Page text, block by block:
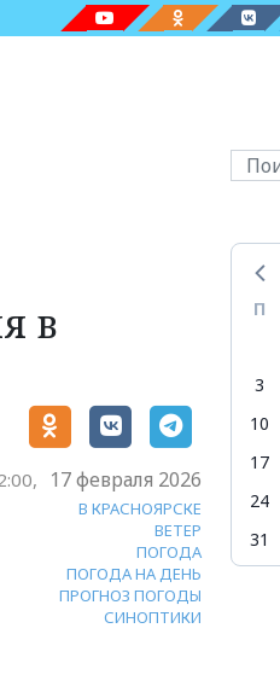
в
17 февраля 2026
В КРАСНОЯРСКЕ
ВЕТЕР
ПОГОДА
ПОГОДА НА ДЕНЬ
ПРОГНОЗ ПОГОДЫ
СИНОПТИКИ
П
3
10
17
24
31